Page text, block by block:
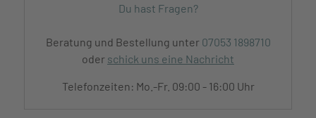
Du hast Fragen?
Beratung und Bestellung unter 07053 1898710
oder schick uns eine Nachricht
Telefonzeiten: Mo.-Fr. 09:00 - 16:00 Uhr